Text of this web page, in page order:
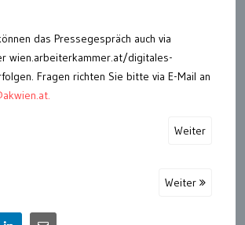
das Pressegespräch auch via
wien.arbeiterkammer.at/digitales-
Fragen richten Sie bitte via E-Mail an
Weiter
Weiter